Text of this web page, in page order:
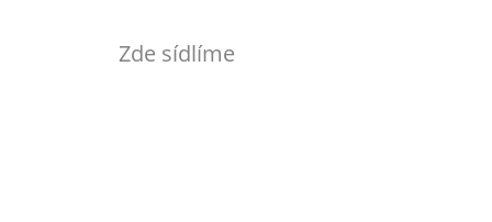
Zde sídlíme